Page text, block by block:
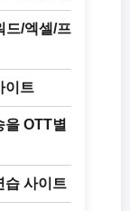
드/엑셀/프
이트
을 OTT별
습 사이트